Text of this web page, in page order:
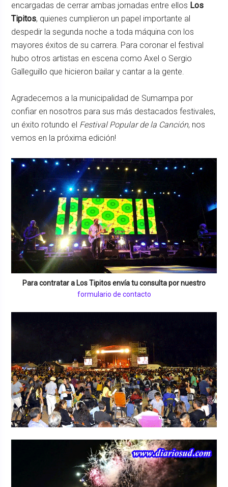
encargadas de cerrar ambas jornadas entre ellos Los
Tipitos, quienes cumplieron un papel importante al
despedir la segunda noche a toda máquina con los
mayores éxitos de su carrera. Para coronar el festival
hubo otros artistas en escena como Axel o Sergio
Galleguillo que hicieron bailar y cantar a la gente.
Agradecemos a la municipalidad de Sumampa por
confiar en nosotros para sus más destacados festivales,
un éxito rotundo el Festival Popular de la Canción, nos
vemos en la próxima edición!
Para contratar a Los Tipitosenvía tu consulta por nuestro
formulario de contacto